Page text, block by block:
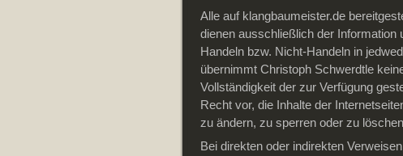
Alle auf klangbaumeister.de
dienen ausschließlich der Information
Handeln bzw. Nicht-Handeln in
übernimmt Christoph Schwerdtle
Vollständigkeit der zur Verfügung
Recht vor, die Inhalte der
zu ändern, zu sperren oder zu
Bei direkten oder indirekten